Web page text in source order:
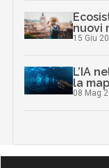
nuovi
15 Giu
L’IA
la
08 Mag